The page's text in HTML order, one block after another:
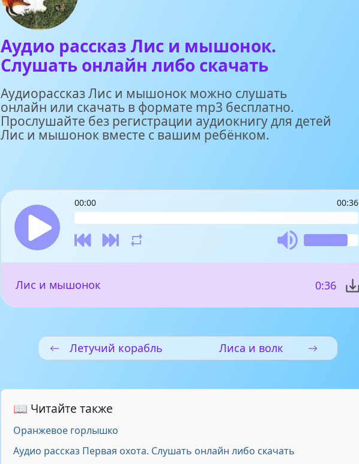
Аудио рассказ Лис и мышонок.
Слушать онлайн либо скачать
Аудиорассказ Лис и мышонок можно слушать
онлайн или скачать в формате mp3 бесплатно.
Прослушайте без регистрации аудиокнигу для детей
Лис и мышонок вместе с вашим ребёнком.
00:00 00:36
Лис и мышонок 0:36
Летучий корабль Лиса и волк
📖 Читайте также
Оранжевое горлышко
Аудио рассказ Первая охота. Слушать онлайн либо скачать